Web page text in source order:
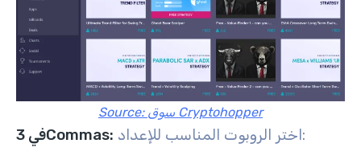
Source: سوق Cryptohopper
في 3Commas: اختر الروبوت المناسب للإعداد: